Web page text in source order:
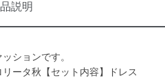
説明
ションです。
リータ秋【セット内容】ドレス